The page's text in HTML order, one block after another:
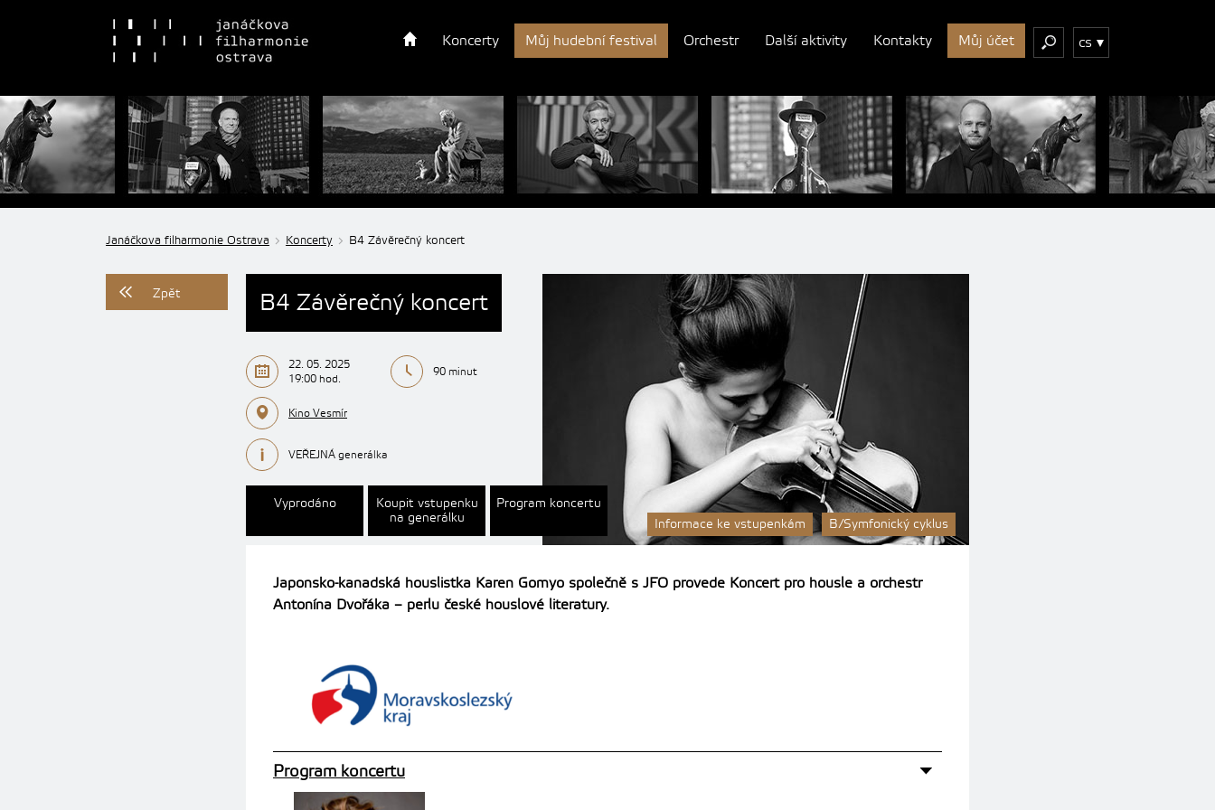
Koncerty Můj hudební festival Orchestr Další aktivity Kontakty Můj účet cs
Janáčkova filharmonie Ostrava Koncerty B4 Závěrečný koncert
Zpět
22. 05. 2025
19:00 hod.
90 minut
Kino Vesmír
VEŘEJNÁ generálka
Vyprodáno
Koupit vstupenku
na generálku
Program koncertu
Informace ke vstupenkám
B/Symfonický cyklus
B4 Závěrečný koncert
Japonsko-kanadská houslistka Karen Gomyo společně s JFO provede Koncert pro housle a orchestr
Antonína Dvořáka – perlu české houslové literatury.
Program koncertu